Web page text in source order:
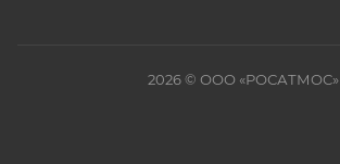
2026 © ООО «РОСАТМОС»